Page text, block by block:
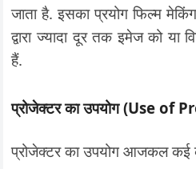
जाता है. इसका प्रयोग फिल्म
द्वारा ज्यादा दूर तक इमेज को या
हैं.
प्रोजेक्टर का उपयोग (Use of
प्रोजेक्टर का उपयोग आजकल कई